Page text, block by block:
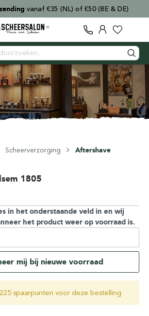
vanaf €35 (NL) of €50 (BE & DE)
Scheerverzorging Aftershave
1805
in het onderstaande veld in en wij
het product weer op voorraad is.
mij bij nieuwe voorraad
spaarpunten voor deze bestelling